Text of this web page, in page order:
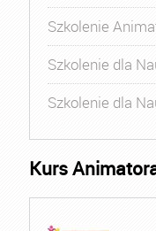
Szkolenie
Szkolenie dla
Szkolenie dla
Kurs